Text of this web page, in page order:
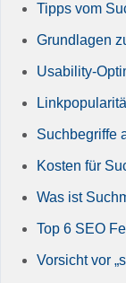
Tipps vom
Grundlagen
Usability-
Suchbegriffe
Kosten für
Was ist
Top 6 SEO
Vorsicht vor